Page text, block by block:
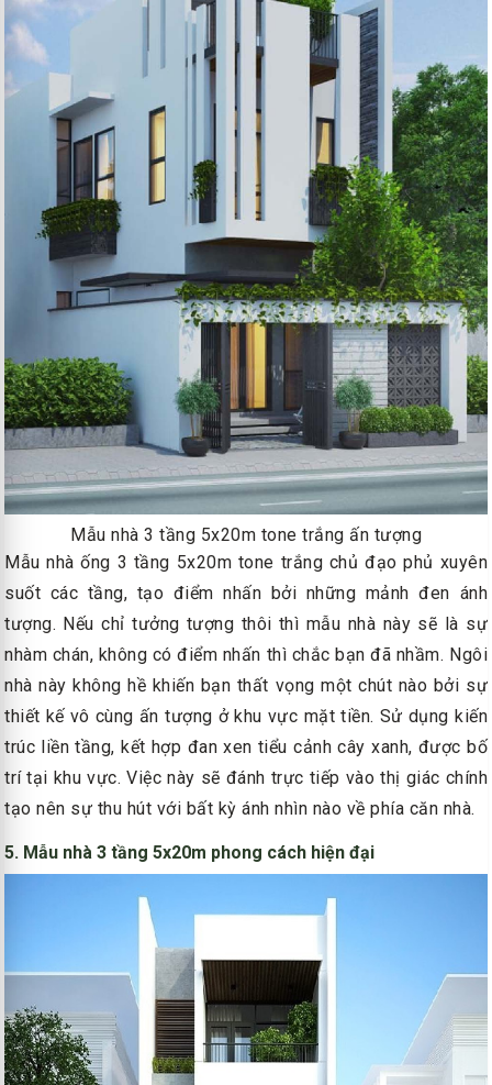
Mẫu nhà 3 tầng 5x20m tone trắng ấn tượng
Mẫu nhà ống 3 tầng 5x20m tone trắng chủ đạo phủ xuyên
suốt các tầng, tạo điểm nhấn bởi những mảnh đen ánh
tượng. Nếu chỉ tưởng tượng thôi thì mẫu nhà này sẽ là sự
nhàm chán, không có điểm nhấn thì chắc bạn đã nhầm. Ngôi
nhà này không hề khiến bạn thất vọng một chút nào bởi sự
thiết kế vô cùng ấn tượng ở khu vực mặt tiền. Sử dụng kiến
trúc liền tầng, kết hợp đan xen tiểu cảnh cây xanh, được bố
trí tại khu vực. Việc này sẽ đánh trực tiếp vào thị giác chính
tạo nên sự thu hút với bất kỳ ánh nhìn nào về phía căn nhà.
5. Mẫu nhà 3 tầng 5x20m phong cách hiện đại